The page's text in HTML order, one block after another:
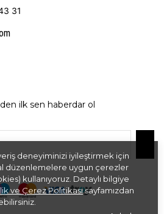
deneyiminizi iyileştirmek için
düzenlemelere uygun çerezler
kullanıyoruz. Detaylı bilgiye
ve Çerez Politikasısayfamızdan
31
ilk sen haberdar ol